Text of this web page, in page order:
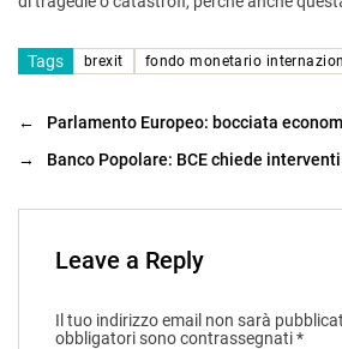
Tags brexit fondo monetario
←
Parlamento Europeo: bocciata
→
Banco Popolare: BCE chiede
Leave a Reply
Il tuo indirizzo email non sarà
obbligatori sono contrassegnati*